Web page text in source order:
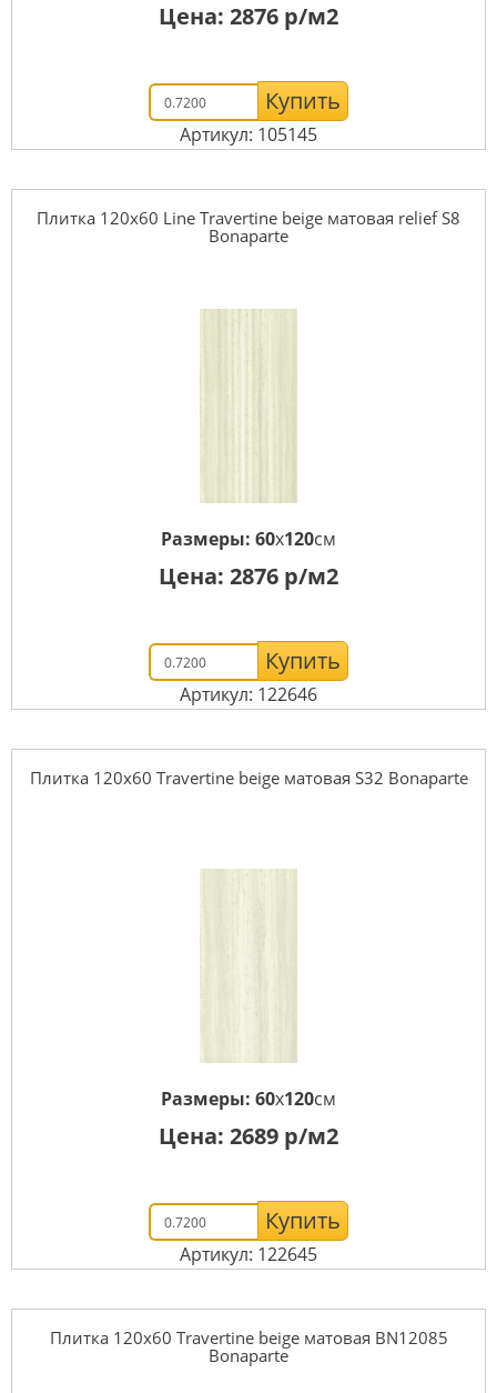
Цена: 2876 р/м2
Купить
Артикул: 105145
Плитка 120x60 Line Travertine beige матовая relief S8
Bonaparte
Размеры: 60x120см
Цена: 2876 р/м2
Купить
Артикул: 122646
Плитка 120x60 Travertine beige матовая S32 Bonaparte
Размеры: 60x120см
Цена: 2689 р/м2
Купить
Артикул: 122645
Плитка 120x60 Travertine beige матовая BN12085
Bonaparte